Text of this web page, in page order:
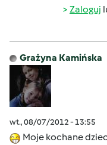
Zaloguj
Grażyna Kamińska
wt., 08/07/2012 - 13:55
Moje kochane